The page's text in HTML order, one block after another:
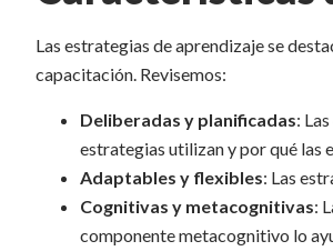
Las estrategias de aprendizaje se
capacitación. Revisemos:
Deliberadas y planificadas:
estrategias utilizan y por qué las
Adaptables y flexibles: Las
Cognitivas y metacognitivas:
componente metacognitivo lo